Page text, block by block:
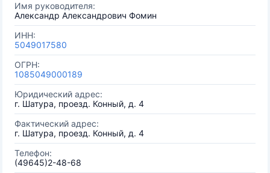
Имя руководителя:
Александр Александрович Фомин
ИНН:
5049017580
ОГРН:
1085049000189
Юридический адрес:
г. Шатура, проезд. Конный, д. 4
Фактический адрес:
г. Шатура, проезд. Конный, д. 4
Телефон:
(49645)2-48-68